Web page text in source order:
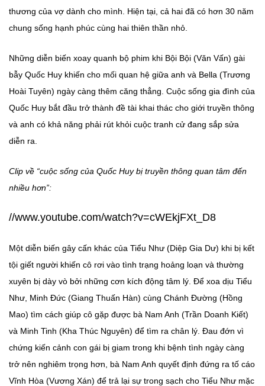
thương của vợ dành cho mình. Hiện tại, cả hai đã có hơn 30 năm
chung sống hạnh phúc cùng hai thiên thần nhỏ.
Những diễn biến xoay quanh bộ phim khi Bội Bội (Văn Vấn) gài
bẫy Quốc Huy khiến cho mối quan hệ giữa anh và Bella (Trương
Hoài Tuyên) ngày càng thêm căng thẳng. Cuộc sống gia đình của
Quốc Huy bắt đầu trở thành đề tài khai thác cho giới truyền thông
và anh có khả năng phải rút khỏi cuộc tranh cử đang sắp sửa
diễn ra.
Clip về “cuộc sống của Quốc Huy bị truyền thông quan tâm đến
nhiều hơn”:
//www.youtube.com/watch?v=cWEkjFXt_D8
Một diễn biến gây cấn khác của Tiểu Như (Diệp Gia Dư) khi bị kết
tội giết người khiến cô rơi vào tình trạng hoảng loạn và thường
xuyên bị dày vò bởi những cơn kích động tâm lý. Để xoa dịu Tiểu
Như, Minh Đức (Giang Thuấn Hàn) cùng Chánh Đường (Hồng
Mao) tìm cách giúp cô gặp được bà Nam Anh (Trần Doanh Kiết)
và Minh Tinh (Kha Thúc Nguyên) để tìm ra chân lý. Đau đớn vì
chứng kiến cảnh con gái bị giam trong khi bệnh tình ngày càng
trở nên nghiêm trọng hơn, bà Nam Anh quyết định đứng ra tố cáo
Vĩnh Hòa (Vương Xán) để trả lại sự trong sạch cho Tiểu Như mặc